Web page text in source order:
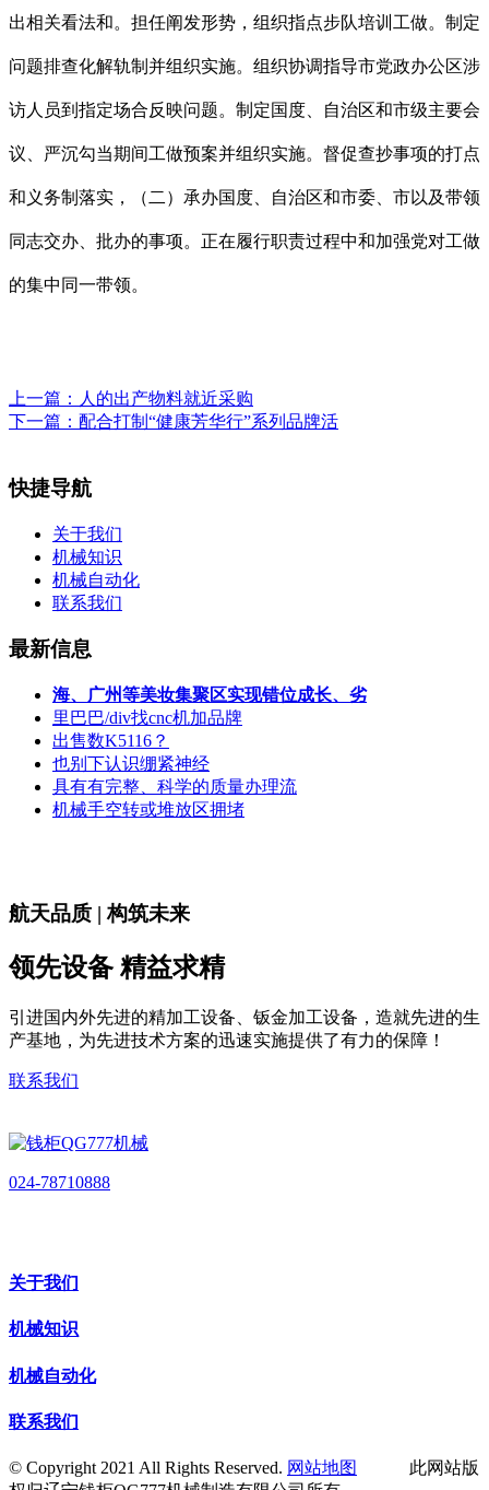
出相关看法和。担任阐发形势，组织指点步队培训工做。制定
问题排查化解轨制并组织实施。组织协调指导市党政办公区涉
访人员到指定场合反映问题。制定国度、自治区和市级主要会
议、严沉勾当期间工做预案并组织实施。督促查抄事项的打点
和义务制落实，（二）承办国度、自治区和市委、市以及带领
同志交办、批办的事项。正在履行职责过程中和加强党对工做
的集中同一带领。
上一篇： 人的出产物料就近采购
下一篇： 配合打制“健康芳华行”系列品牌活
快捷导航
关于我们
机械知识
机械自动化
联系我们
最新信息
海、广州等美妆集聚区实现错位成长、劣
里巴巴/div找cnc机加品牌
出售数K5116？
也别下认识绷紧神经
具有有完整、科学的质量办理流
机械手空转或堆放区拥堵
航天品质 | 构筑未来
领先设备 精益求精
引进国内外先进的精加工设备、钣金加工设备，造就先进的生
产基地，为先进技术方案的迅速实施提供了有力的保障！
联系我们
024-78710888
关于我们
机械知识
机械自动化
联系我们
© Copyright 2021 All Rights Reserved. 网站地图
此网站版